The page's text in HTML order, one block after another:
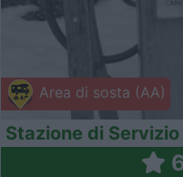
Area di sosta (AA)
Stazione di